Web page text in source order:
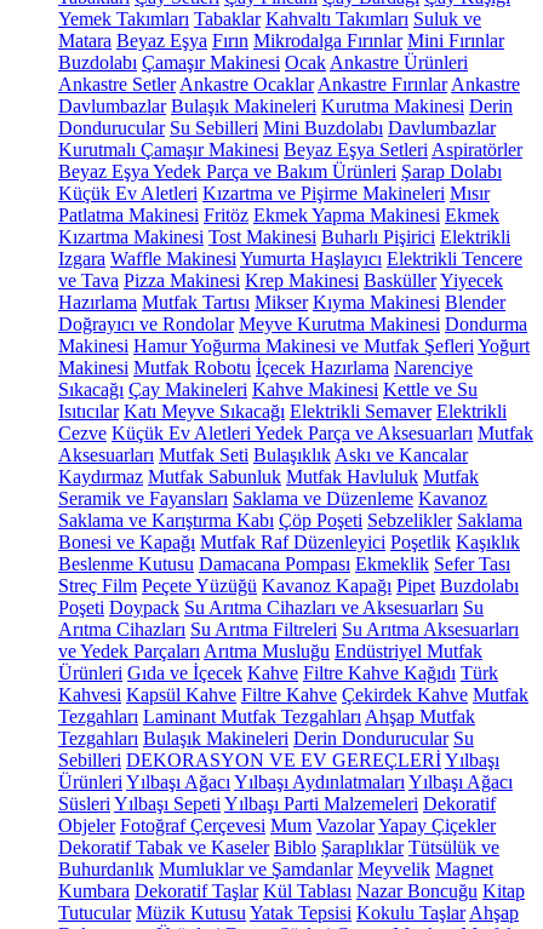
Yemek Takımları Tabaklar Kahvaltı Takımları Suluk ve
Matara Beyaz Eşya Fırın Mikrodalga Fırınlar Mini Fırınlar
Buzdolabı Çamaşır Makinesi Ocak Ankastre Ürünleri
Ankastre Setler Ankastre Ocaklar Ankastre Fırınlar Ankastre
Davlumbazlar Bulaşık Makineleri Kurutma Makinesi Derin
Dondurucular Su Sebilleri Mini Buzdolabı Davlumbazlar
Kurutmalı Çamaşır Makinesi Beyaz Eşya Setleri Aspiratörler
Beyaz Eşya Yedek Parça ve Bakım Ürünleri Şarap Dolabı
Küçük Ev Aletleri Kızartma ve Pişirme Makineleri Mısır
Patlatma Makinesi Fritöz Ekmek Yapma Makinesi Ekmek
Kızartma Makinesi Tost Makinesi Buharlı Pişirici Elektrikli
Izgara Waffle Makinesi Yumurta Haşlayıcı Elektrikli Tencere
ve Tava Pizza Makinesi Krep Makinesi BasküllerYiyecek
Hazırlama Mutfak Tartısı Mikser Kıyma Makinesi Blender
Doğrayıcı ve Rondolar Meyve Kurutma Makinesi Dondurma
Makinesi Hamur Yoğurma Makinesi ve Mutfak Şefleri Yoğurt
Makinesi Mutfak Robotu İçecek Hazırlama Narenciye
Sıkacağı Çay Makineleri Kahve Makinesi Kettle ve Su
Isıtıcılar Katı Meyve Sıkacağı Elektrikli Semaver Elektrikli
Cezve Küçük Ev Aletleri Yedek Parça ve Aksesuarları Mutfak
Aksesuarları Mutfak Seti Bulaşıklık Askı ve Kancalar
Kaydırmaz Mutfak Sabunluk Mutfak Havluluk Mutfak
Seramik ve Fayansları Saklama ve Düzenleme Kavanoz
Saklama ve Karıştırma Kabı Çöp Poşeti Sebzelikler Saklama
Bonesi ve Kapağı Mutfak Raf Düzenleyici Poşetlik Kaşıklık
Beslenme Kutusu Damacana Pompası Ekmeklik Sefer Tası
Streç Film Peçete Yüzüğü Kavanoz Kapağı Pipet Buzdolabı
Poşeti Doypack Su Arıtma Cihazları ve Aksesuarları Su
Arıtma Cihazları Su Arıtma Filtreleri Su Arıtma Aksesuarları
ve Yedek Parçaları Arıtma Musluğu Endüstriyel Mutfak
Ürünleri Gıda ve İçecek Kahve Filtre Kahve Kağıdı Türk
Kahvesi Kapsül Kahve Filtre Kahve Çekirdek Kahve Mutfak
Tezgahları Laminant Mutfak Tezgahları Ahşap Mutfak
Tezgahları Bulaşık Makineleri Derin Dondurucular Su
Sebilleri DEKORASYON VE EV GEREÇLERİYılbaşı
Ürünleri Yılbaşı Ağacı Yılbaşı Aydınlatmaları Yılbaşı Ağacı
Süsleri Yılbaşı Sepeti Yılbaşı Parti Malzemeleri Dekoratif
Objeler Fotoğraf Çerçevesi Mum VazolarYapay Çiçekler
Dekoratif Tabak ve Kaseler Biblo Şaraplıklar Tütsülük ve
Buhurdanlık Mumluklar ve Şamdanlar Meyvelik Magnet
Kumbara Dekoratif Taşlar Kül Tablası Nazar Boncuğu Kitap
Tutucular Müzik Kutusu Yatak Tepsisi Kokulu Taşlar Ahşap